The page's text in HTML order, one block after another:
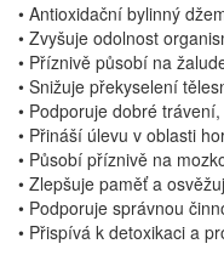
• Antioxidační bylinný
• Zvyšuje odolnost
• Příznivě působí na
• Snižuje překyselení
• Podporuje dobré
• Přináší úlevu v oblasti
• Působí příznivě na
• Zlepšuje paměť a
• Podporuje správnou
• Přispívá k detoxikaci a